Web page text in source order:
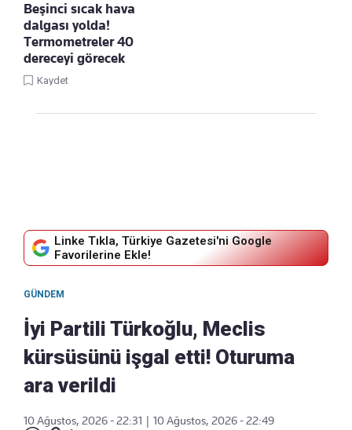
Beşinci sıcak hava
dalgası yolda!
Termometreler 40
dereceyi görecek
Kaydet
Linke Tıkla, Türkiye Gazetesi'ni Google
Favorilerine Ekle!
GÜNDEM
İyi Partili Türkoğlu, Meclis
kürsüsünü işgal etti! Oturuma
ara verildi
10 Ağustos, 2026 - 22:31
10 Ağustos, 2026 - 22:49